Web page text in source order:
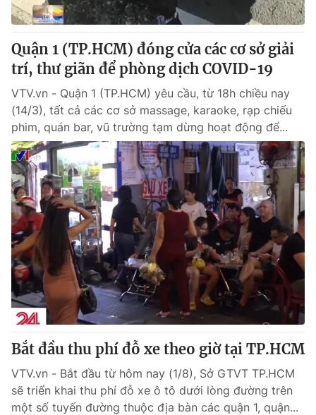
Quận 1 (TP.HCM) đóng cửa các cơ sở giải
trí, thư giãn để phòng dịch COVID-19
VTV.vn - Quận 1 (TP.HCM) yêu cầu, từ 18h chiều nay
(14/3), tất cả các cơ sở massage, karaoke, rạp chiếu
phim, quán bar, vũ trường tạm dừng hoạt động để...
Bắt đầu thu phí đỗ xe theo giờ tại TP.HCM
VTV.vn - Bắt đầu từ hôm nay (1/8), Sở GTVT TP.HCM
sẽ triển khai thu phí đỗ xe ô tô dưới lòng đường trên
một số tuyến đường thuộc địa bàn các quận 1, quận...